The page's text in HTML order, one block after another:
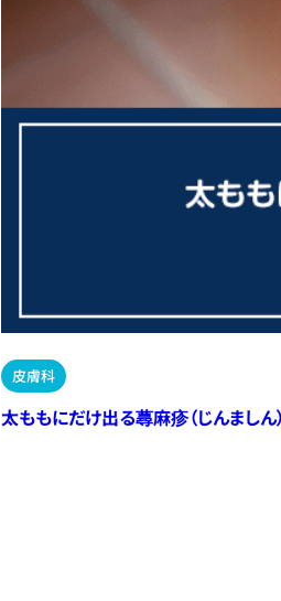
皮膚科
太ももにだけ出る蕁麻疹（じんましん